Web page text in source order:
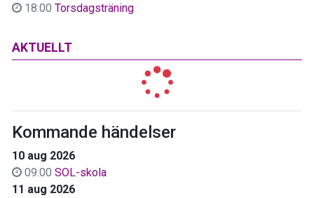
18:00 Torsdagsträning
AKTUELLT
Kommande händelser
10 aug 2026
09:00 SOL-skola
11 aug 2026